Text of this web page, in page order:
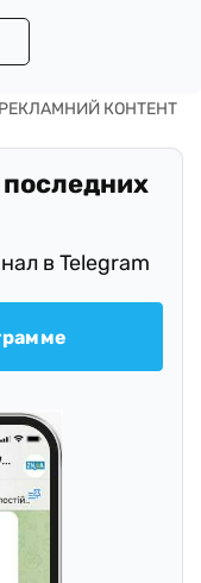
последних
в Telegram